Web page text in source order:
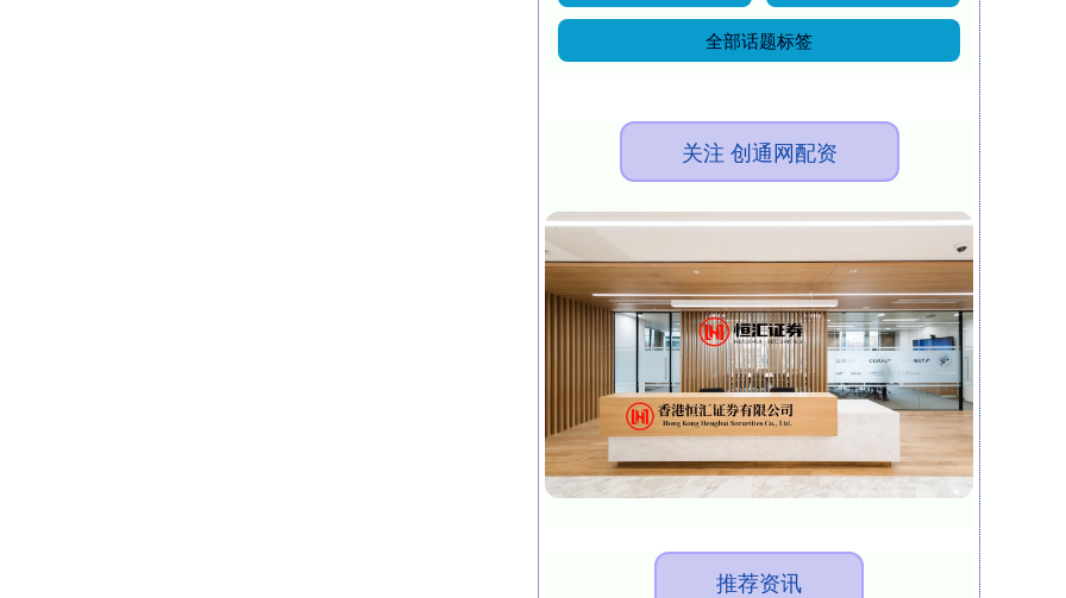
全部话题标签
关注 创通网配资
推荐资讯